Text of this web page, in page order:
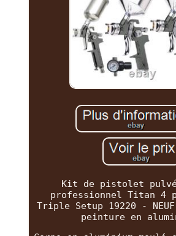
Kit de pistolet
professionnel Titan 4
Triple Setup 19220 -
peinture en